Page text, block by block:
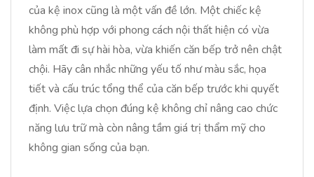
của kệ inox cũng là một vấn đề lớn. Một chiếc kệ
không phù hợp với phong cách nội thất hiện có vừa
làm mất đi sự hài hòa, vừa khiến căn bếp trở nên chật
chội. Hãy cân nhắc những yếu tố như màu sắc, họa
tiết và cấu trúc tổng thể của căn bếp trước khi quyết
định. Việc lựa chọn đúng kệ không chỉ nâng cao chức
năng lưu trữ mà còn nâng tầm giá trị thẩm mỹ cho
không gian sống của bạn.